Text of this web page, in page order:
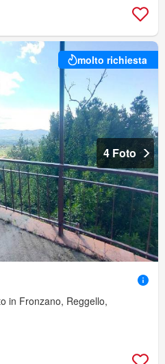
molto richiesta
4 Foto
in Fronzano, Reggello,